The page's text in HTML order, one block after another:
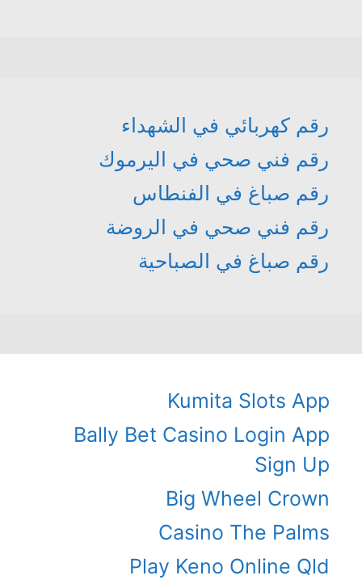
رقم كهربائي في الشهداء
رقم فني صحي في اليرموك
رقم صباغ في الفنطاس
رقم فني صحي في الروضة
رقم صباغ في الصباحية
Kumita Slots App
Bally Bet Casino Login App
Sign Up
Big Wheel Crown
Casino The Palms
Play Keno Online Qld